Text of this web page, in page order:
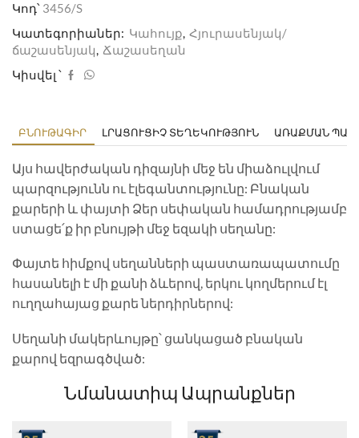
Կոդ՝ 3456/S
Կատեգորիաներ: Կահույք, Հյուրասենյակ/
ճաշասենյակ, Ճաշասեղան
Կիսվել ՝
ԲՆՈՒԹԱԳԻՐ ԼՐԱՑՈՒՑԻՉ ՏԵՂԵԿՈՒԹՅՈՒՆ ԱՌԱՔՄԱՆ
Այս հավերժական դիզայնի մեջ են միաձուլվում
պարզությունն ու էլեգանտությունը: Բնական
քարերի և փայտի Ձեր սեփական համադրությամբ
ստացե՛ք իր բնույթի մեջ եզակի սեղանը:
Փայտե հիմքով սեղանների պաստառապատումը
հասանելի է մի քանի ձևերով, երկու կողմերում էլ
ուղղահայաց քարե ներդիրներով:
Սեղանի մակերևույթը՝ ցանկացած բնական
քարով եզրագծված:
Նմանատիպ Ապրանքներ